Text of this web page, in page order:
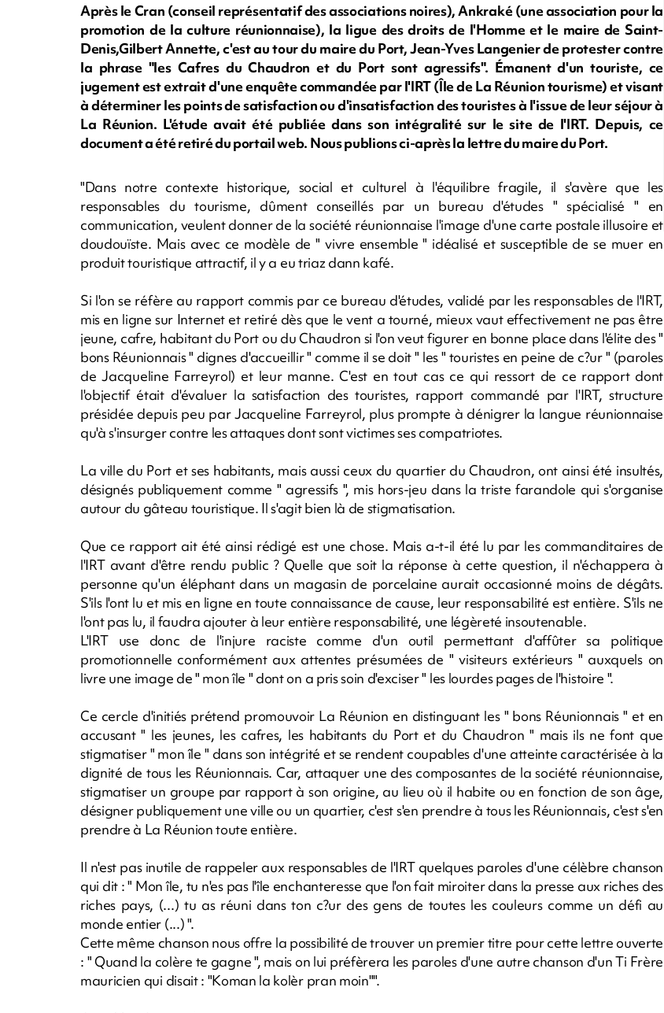
Après le Cran (conseil représentatif des associations noires), Ankraké (une association pour la
promotion de la culture réunionnaise), la ligue des droits de l'Homme et le maire de Saint-
Denis,Gilbert Annette, c'est au tour du maire du Port, Jean-Yves Langenier de protester contre
la phrase "les Cafres du Chaudron et du Port sont agressifs". Émanent d'un touriste, ce
jugement est extrait d'une enquête commandée par l'IRT (Île de La Réunion tourisme) et visant
à déterminer les points de satisfaction ou d'insatisfaction des touristes à l'issue de leur séjour à
La Réunion. L'étude avait été publiée dans son intégralité sur le site de l'IRT. Depuis, ce
document a été retiré du portail web. Nous publions ci-après la lettre du maire du Port.
"Dans notre contexte historique, social et culturel à l'équilibre fragile, il s'avère que les
responsables du tourisme, dûment conseillés par un bureau d'études " spécialisé " en
communication, veulent donner de la société réunionnaise l'image d'une carte postale illusoire et
doudouïste. Mais avec ce modèle de " vivre ensemble " idéalisé et susceptible de se muer en
produit touristique attractif, il y a eu triaz dann kafé.
Si l'on se réfère au rapport commis par ce bureau d'études, validé par les responsables de l'IRT,
mis en ligne sur Internet et retiré dès que le vent a tourné, mieux vaut effectivement ne pas être
jeune, cafre, habitant du Port ou du Chaudron si l'on veut figurer en bonne place dans l'élite des "
bons Réunionnais " dignes d'accueillir " comme il se doit " les " touristes en peine de c?ur " (paroles
de Jacqueline Farreyrol) et leur manne. C'est en tout cas ce qui ressort de ce rapport dont
l'objectif était d'évaluer la satisfaction des touristes, rapport commandé par l'IRT, structure
présidée depuis peu par Jacqueline Farreyrol, plus prompte à dénigrer la langue réunionnaise
qu'à s'insurger contre les attaques dont sont victimes ses compatriotes.
La ville du Port et ses habitants, mais aussi ceux du quartier du Chaudron, ont ainsi été insultés,
désignés publiquement comme " agressifs ", mis hors-jeu dans la triste farandole qui s'organise
autour du gâteau touristique. Il s'agit bien là de stigmatisation.
Que ce rapport ait été ainsi rédigé est une chose. Mais a-t-il été lu par les commanditaires de
l'IRT avant d'être rendu public ? Quelle que soit la réponse à cette question, il n'échappera à
personne qu'un éléphant dans un magasin de porcelaine aurait occasionné moins de dégâts.
S'ils l'ont lu et mis en ligne en toute connaissance de cause, leur responsabilité est entière. S'ils ne
l'ont pas lu, il faudra ajouter à leur entière responsabilité, une légèreté insoutenable.
L'IRT use donc de l'injure raciste comme d'un outil permettant d'affûter sa politique
promotionnelle conformément aux attentes présumées de " visiteurs extérieurs " auxquels on
livre une image de " mon île " dont on a pris soin d'exciser " les lourdes pages de l'histoire ".
Ce cercle d'initiés prétend promouvoir La Réunion en distinguant les " bons Réunionnais " et en
accusant " les jeunes, les cafres, les habitants du Port et du Chaudron " mais ils ne font que
stigmatiser " mon île " dans son intégrité et se rendent coupables d'une atteinte caractérisée à la
dignité de tous les Réunionnais. Car, attaquer une des composantes de la société réunionnaise,
stigmatiser un groupe par rapport à son origine, au lieu où il habite ou en fonction de son âge,
désigner publiquement une ville ou un quartier, c'est s'en prendre à tous les Réunionnais, c'est s'en
prendre à La Réunion toute entière.
Il n'est pas inutile de rappeler aux responsables de l'IRT quelques paroles d'une célèbre chanson
qui dit : " Mon île, tu n'es pas l'île enchanteresse que l'on fait miroiter dans la presse aux riches des
riches pays, (...) tu as réuni dans ton c?ur des gens de toutes les couleurs comme un défi au
monde entier (...) ".
Cette même chanson nous offre la possibilité de trouver un premier titre pour cette lettre ouverte
: " Quand la colère te gagne ", mais on lui préfèrera les paroles d'une autre chanson d'un Ti Frère
mauricien qui disait : "Koman la kolèr pran moin"".